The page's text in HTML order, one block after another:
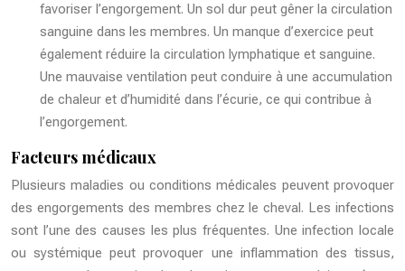
favoriser l’engorgement. Un sol dur peut gêner la circulation
sanguine dans les membres. Un manque d’exercice peut
également réduire la circulation lymphatique et sanguine.
Une mauvaise ventilation peut conduire à une accumulation
de chaleur et d’humidité dans l’écurie, ce qui contribue à
l’engorgement.
Facteurs médicaux
Plusieurs maladies ou conditions médicales peuvent provoquer
des engorgements des membres chez le cheval. Les infections
sont l’une des causes les plus fréquentes. Une infection locale
ou systémique peut provoquer une inflammation des tissus,